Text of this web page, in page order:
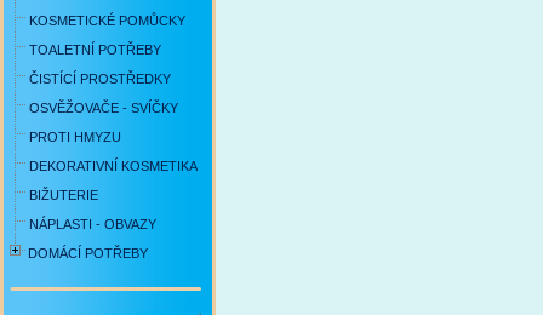
KOSMETICKÉ POMŮCKY
TOALETNÍ POTŘEBY
ČISTÍCÍ PROSTŘEDKY
OSVĚŽOVAČE - SVÍČKY
PROTI HMYZU
DEKORATIVNÍ KOSMETIKA
BIŽUTERIE
NÁPLASTI - OBVAZY
DOMÁCÍ POTŘEBY